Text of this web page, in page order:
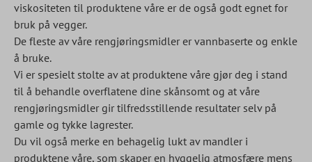
viskositeten til produktene våre er de også godt egnet for
bruk på vegger.
De fleste av våre rengjøringsmidler er vannbaserte og enkle
å bruke.
Vi er spesielt stolte av at produktene våre gjør deg i stand
til å behandle overflatene dine skånsomt og at våre
rengjøringsmidler gir tilfredsstillende resultater selv på
gamle og tykke lagrester.
Du vil også merke en behagelig lukt av mandler i
produktene våre, som skaper en hyggelig atmosfære mens